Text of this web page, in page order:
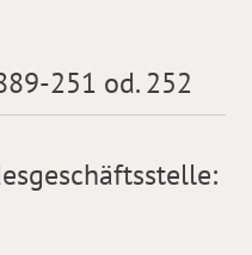
251 od. 252